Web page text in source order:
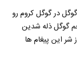
در گوگل کروم رو
گوگل ذله شدین
شر این پیغام ها